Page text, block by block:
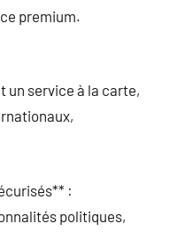
premium.
un service à la carte,
:
politiques,